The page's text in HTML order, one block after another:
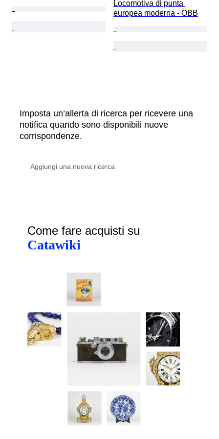
Locomotiva di punta
europea moderna - ÖBB
Imposta un’allerta di ricerca per ricevere una
notifica quando sono disponibili nuove
corrispondenze.
Come fare acquisti su
Catawiki